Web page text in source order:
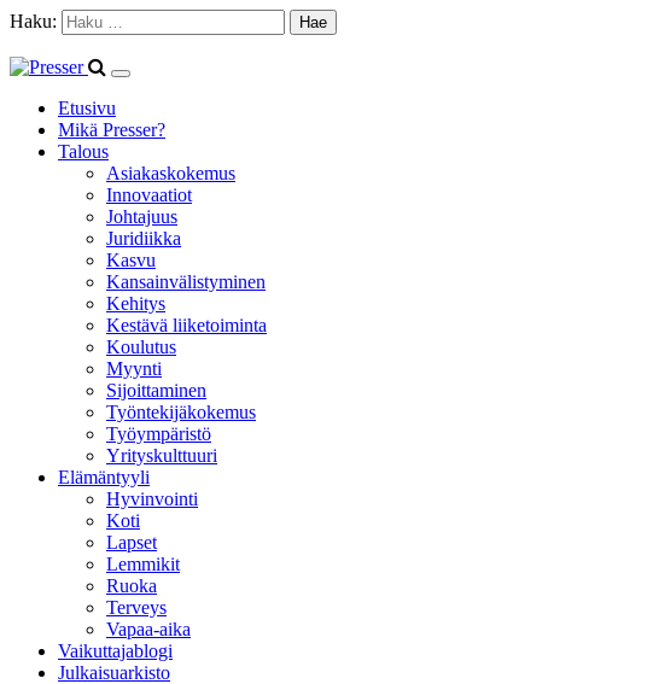
Haku:
Etusivu
Mikä Presser?
Talous
Asiakaskokemus
Innovaatiot
Johtajuus
Juridiikka
Kasvu
Kansainvälistyminen
Kehitys
Kestävä liiketoiminta
Koulutus
Myynti
Sijoittaminen
Työntekijäkokemus
Työympäristö
Yrityskulttuuri
Elämäntyyli
Hyvinvointi
Koti
Lapset
Lemmikit
Ruoka
Terveys
Vapaa-aika
Vaikuttajablogi
Julkaisuarkisto